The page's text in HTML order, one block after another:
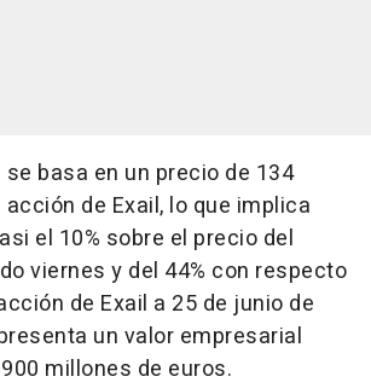
basa en un precio de 134
de Exail, lo que implica
el 10% sobre el precio del
viernes y del 44% con respecto
de Exail a 25 de junio de
un valor empresarial
millones de euros.